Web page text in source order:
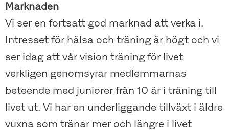
Marknaden
Vi ser en fortsatt god marknad att verka i.
Intresset för hälsa och träning är högt och vi
ser idag att vår vision träning för livet
verkligen genomsyrar medlemmarnas
beteende med juniorer från 10 år i träning till
livet ut. Vi har en underliggande tillväxt i äldre
vuxna som tränar mer och längre i livet